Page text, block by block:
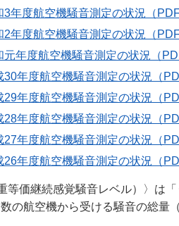
3年度航空機騒音測定の状況（
2年度航空機騒音測定の状況（
元年度航空機騒音測定の状況（
30年度航空機騒音測定の状況（
29年度航空機騒音測定の状況（
28年度航空機騒音測定の状況（
27年度航空機騒音測定の状況（
26年度航空機騒音測定の状況（
等価継続感覚騒音レベル）〉は
の航空機から受ける騒音の総量